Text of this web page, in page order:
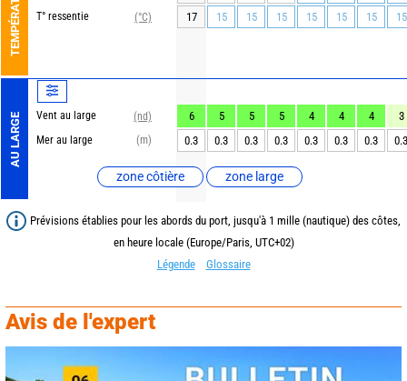
T° ressentie
(°C)
AU LARGE Vent au large
(nd)
Mer au large
(m)
zone côtière zone large
17
15 15 15 15 15 15 15
6 5 5 5 4 4 4
3
0.3
0.3 0.3 0.3 0.3 0.3 0.3 0.3
Prévisions établies pour les abords du port, jusqu'à 1 mille (nautique) des côtes,
en heure locale (Europe/Paris, UTC+02)
Légende
Glossaire
Avis de l'expert